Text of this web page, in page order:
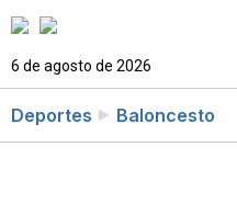
6 de agosto de 2026
Deportes Baloncesto